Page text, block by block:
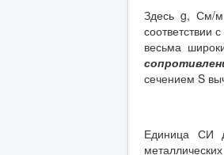
Здесь g, См/м
соответствии
весьма
сечением S
Единица СИ